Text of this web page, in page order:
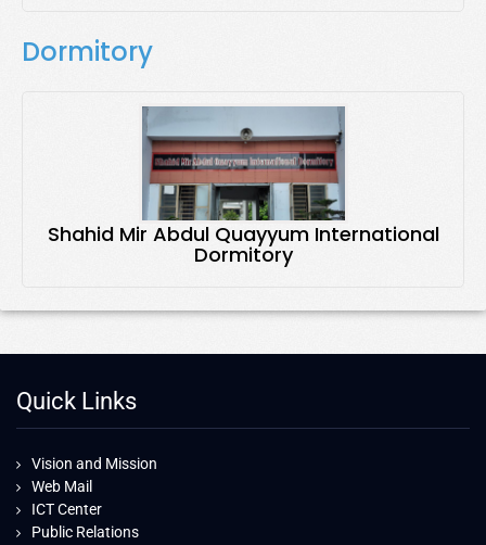
Dormitory
Shahid Mir Abdul Quayyum International
Dormitory
Quick Links
Vision and Mission
Web Mail
ICT Center
Public Relations